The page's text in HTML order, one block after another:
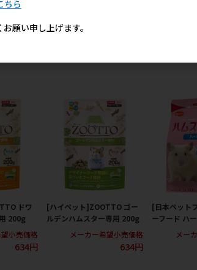
ル】
小売価格
579円
ドワ
200g
小売価格
634円
[ハイペット]ZOOTTO ゴー
ルデンハムスター専用 200g
メーカー希望小売価格
634円
[日本ペット
ーフード ハ
メー
ちら
願い申し上げます。